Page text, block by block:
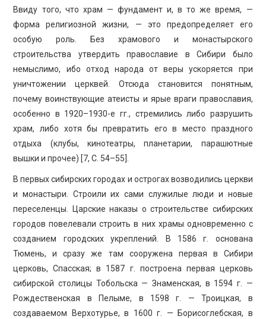
Ввиду того, что храм — фундамент и, в то же время, —
форма религиозной жизни, — это предопределяет его
особую роль. Без храмового и монастырского
строительства утвердить православие в Сибири было
немыслимо, ибо отход народа от веры ускоряется при
уничтожении церквей. Отсюда становится понятным,
почему воинствующие атеисты и ярые враги православия,
особенно в 1920–1930-е гг., стремились либо разрушить
храм, либо хотя бы превратить его в место праздного
отдыха (клубы, кинотеатры, планетарии, парашютные
вышки и прочее) [7, С. 54–55].
В первых сибирских городах и острогах возводились церкви
и монастыри. Строили их сами служилые люди и новые
переселенцы. Царские наказы о строительстве сибирских
городов повелевали строить в них храмы одновременно с
созданием городских укреплений. В 1586 г. основана
Тюмень, и сразу же там сооружена первая в Сибири
церковь, Спасская; в 1587 г. построена первая церковь
сибирской столицы Тобольска — Знаменская, в 1594 г. —
Рождественская в Пелыме, в 1598 г. — Троицкая, в
создаваемом Верхотурье, в 1600 г. — Борисоглебская, в